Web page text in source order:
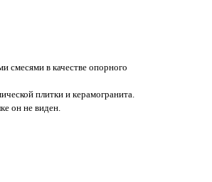
смесями в качестве опорного
плитки и керамогранита.
он не виден.